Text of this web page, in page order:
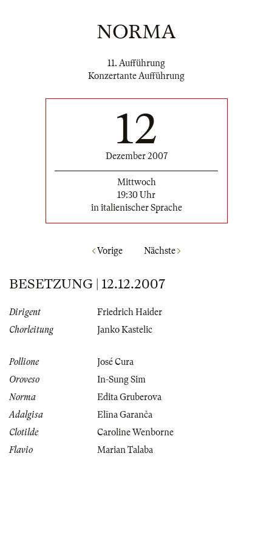
NORMA
11. Aufführung
Konzertante Aufführung
12
Dezember 2007
Mittwoch
19:30 Uhr
in italienischer Sprache
Vorige Nächste
BESETZUNG | 12.12.2007
Dirigent
Friedrich Haider
Chorleitung
Janko Kastelic
Pollione
José Cura
Oroveso
In-Sung Sim
Norma
Edita Gruberova
Adalgisa
Elīna Garanča
Clotilde
Caroline Wenborne
Flavio
Marian Talaba